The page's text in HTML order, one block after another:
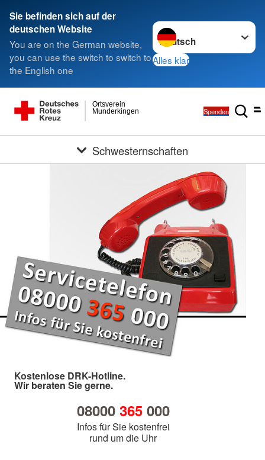
Sie befinden sich auf der
deutschen Website
You are on the German website,
you can use the switch to switch to
the English one
Sprache wechseln zu
Alles klar
Munderkingen
Ortsverein
Spenden
Schwesternschaften
Kostenlose DRK-Hotline.
Wir beraten Sie gerne.
08000 365000
Infos für Sie kostenfrei
rund um die Uhr